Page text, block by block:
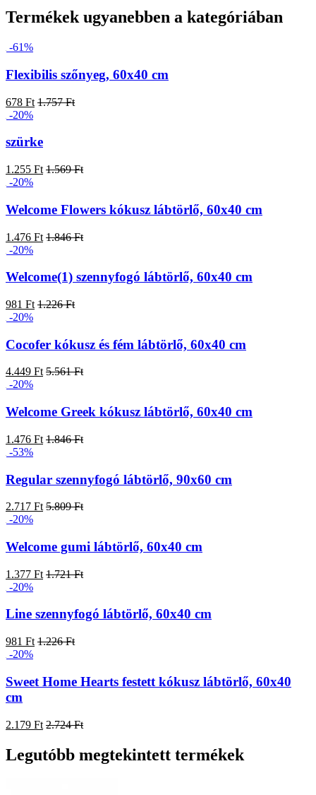
Termékek ugyanebben a kategóriában
-61%
Flexibilis szőnyeg, 60x40 cm
678 Ft 1.757 Ft
-20%
szürke
1.255 Ft 1.569 Ft
-20%
Welcome Flowers kókusz lábtörlő, 60x40 cm
1.476 Ft 1.846 Ft
-20%
Welcome(1) szennyfogó lábtörlő, 60x40 cm
981 Ft 1.226 Ft
-20%
Cocofer kókusz és fém lábtörlő, 60x40 cm
4.449 Ft 5.561 Ft
-20%
Welcome Greek kókusz lábtörlő, 60x40 cm
1.476 Ft 1.846 Ft
-53%
Regular szennyfogó lábtörlő, 90x60 cm
2.717 Ft 5.809 Ft
-20%
Welcome gumi lábtörlő, 60x40 cm
1.377 Ft 1.721 Ft
-20%
Line szennyfogó lábtörlő, 60x40 cm
981 Ft 1.226 Ft
-20%
Sweet Home Hearts festett kókusz lábtörlő, 60x40
cm
2.179 Ft 2.724 Ft
Legutóbb megtekintett termékek